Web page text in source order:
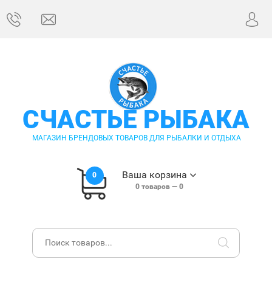
СЧАСТЬЕ РЫБАКА
МАГАЗИН БРЕНДОВЫХ ТОВАРОВ ДЛЯ РЫБАЛКИ И ОТДЫХА
0 Ваша корзина
0товаров — 0